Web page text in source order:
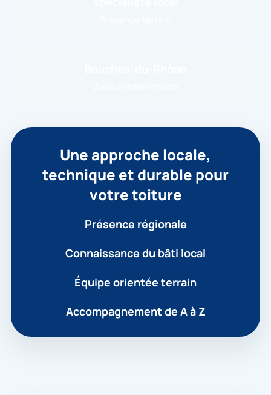
Une approche locale,
technique et durable pour
votre toiture
Présence régionale
Connaissance du bâti local
Équipe orientée terrain
Accompagnement de A à Z